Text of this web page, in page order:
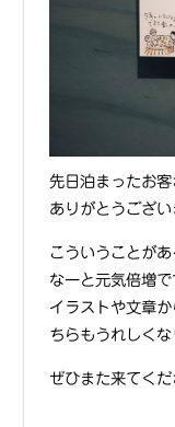
先日泊まったお客
ありがとうござい
こういうことが
なーと元気倍増で
イラストや文章
ちらもうれしくな
ぜひまた来てくだ